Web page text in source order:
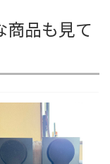
商品も見て